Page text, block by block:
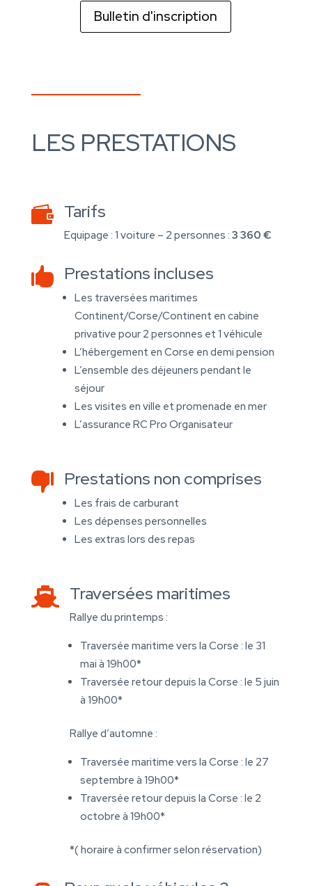
Bulletin d'inscription
LES PRESTATIONS
 Tarifs
Equipage : 1 voiture – 2 personnes : 3 360 €
 Prestations incluses
Les traversées maritimes
Continent/Corse/Continent en cabine
privative pour 2 personnes et 1 véhicule
L’hébergement en Corse en demi pension
L’ensemble des déjeuners pendant le
séjour
Les visites en ville et promenade en mer
L’assurance RC Pro Organisateur
 Prestations non comprises
Les frais de carburant
Les dépenses personnelles
Les extras lors des repas
 Traversées maritimes
Rallye du printemps :
Traversée maritime vers la Corse : le 31
mai à 19h00*
Traversée retour depuis la Corse : le 5 juin
à 19h00*
Rallye d’automne :
Traversée maritime vers la Corse : le 27
septembre à 19h00*
Traversée retour depuis la Corse : le 2
octobre à 19h00*
*( horaire à confirmer selon réservation)